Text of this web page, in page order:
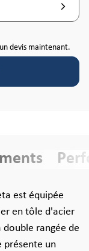
devis maintenant.
est équipée
en tôle d'acier
rangée de
présente un